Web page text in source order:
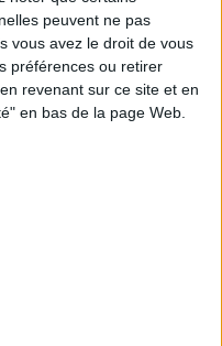
peuvent ne pas
vous avez le droit de vous
préférences ou retirer
revenant sur ce site et en
en bas de la page Web.
par des féculents ?
du 05/08/2026